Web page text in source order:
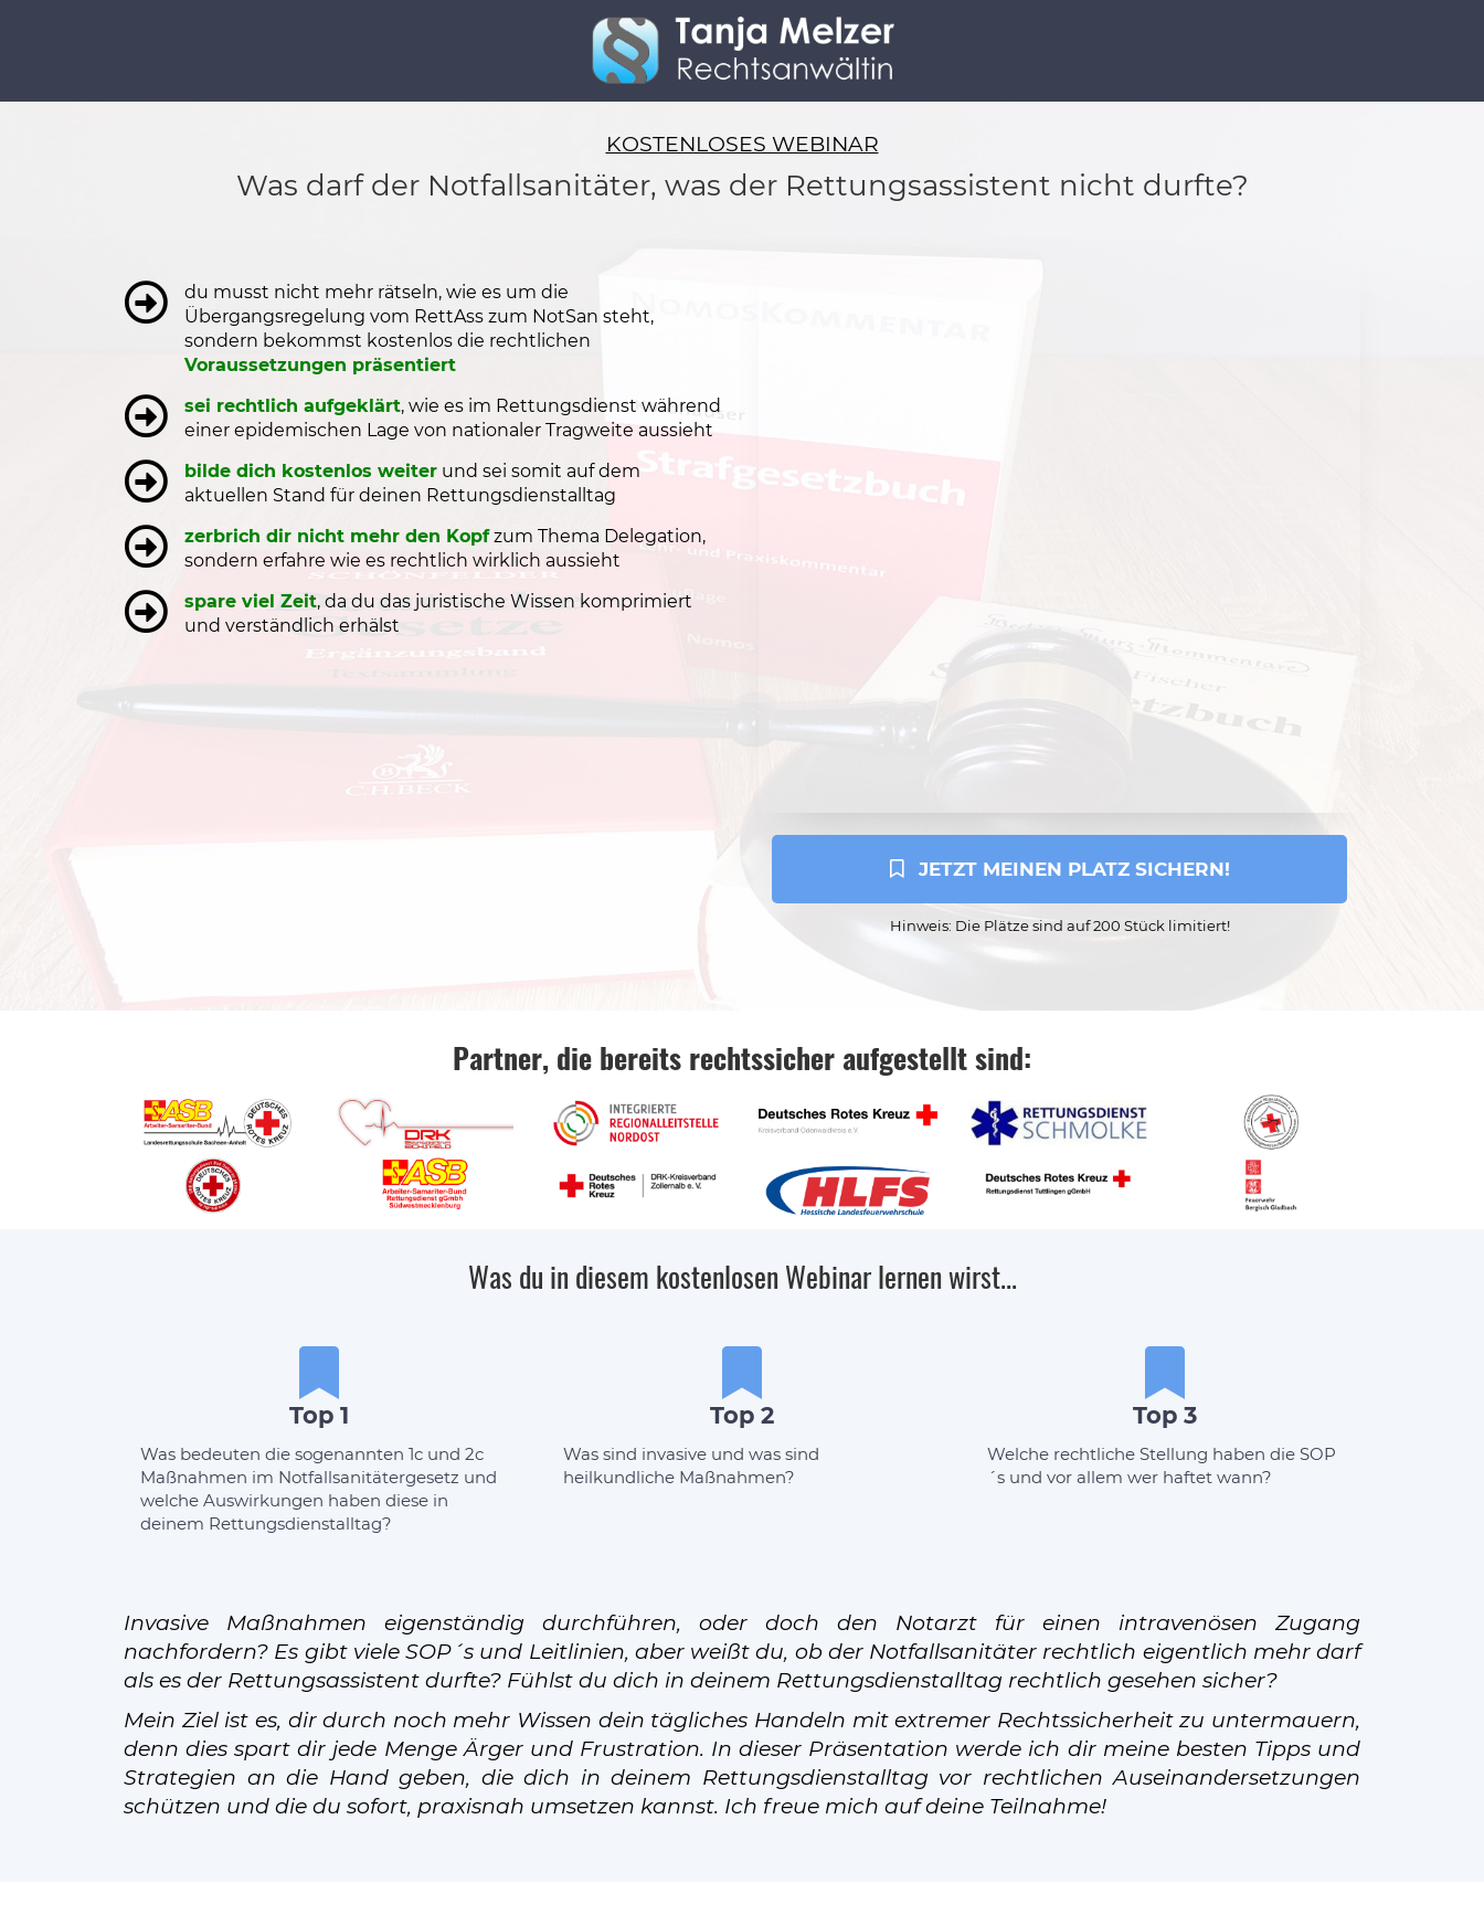
KOSTENLOSES WEBINAR
Was darf der Notfallsanitäter, was der Rettungsassistent nicht durfte?
du musst nicht mehr rätseln, wie es um die
Übergangsregelung vom RettAss zum NotSan steht,
sondern bekommst kostenlos die rechtlichen
Voraussetzungen präsentiert
sei rechtlich aufgeklärt, wie es im Rettungsdienst während
einer epidemischen Lage von nationaler Tragweite aussieht
bilde dich kostenlos weiter und sei somit auf dem
aktuellen Stand für deinen Rettungsdienstalltag
zerbrich dir nicht mehr den Kopfzum Thema Delegation,
sondern erfahre wie es rechtlich wirklich aussieht
spare viel Zeit, da du das juristische Wissen komprimiert
und verständlich erhälst
JETZT MEINEN PLATZ SICHERN!
Hinweis: Die Plätze sind auf 200 Stück limitiert!
Partner, die bereits rechtssicher aufgestellt sind:
Was du in diesem kostenlosen Webinar lernen wirst...
Top 1
Was bedeuten die sogenannten 1c und 2c
Maßnahmen im Notfallsanitätergesetz und
welche Auswirkungen haben diese in
deinem Rettungsdienstalltag?
Top 2
Was sind invasive und was sind
heilkundliche Maßnahmen?
Top 3
Welche rechtliche Stellung haben die SOP
´s und vor allem wer haftet wann?
Invasive Maßnahmen eigenständig durchführen, oder doch den Notarzt für einen intravenösen Zugang
nachfordern? Es gibt viele SOP´s und Leitlinien, aber weißt du, ob der Notfallsanitäter rechtlich eigentlich mehr darf
als es der Rettungsassistent durfte? Fühlst du dich in deinem Rettungsdienstalltag rechtlich gesehen sicher?
Mein Ziel ist es, dir durch noch mehr Wissen dein tägliches Handeln mit extremer Rechtssicherheit zu untermauern,
denn dies spart dir jede Menge Ärger und Frustration. In dieser Präsentation werde ich dir meine besten Tipps und
Strategien an die Hand geben, die dich in deinem Rettungsdienstalltag vor rechtlichen Auseinandersetzungen
schützen und die du sofort, praxisnah umsetzen kannst. Ich freue mich auf deine Teilnahme!